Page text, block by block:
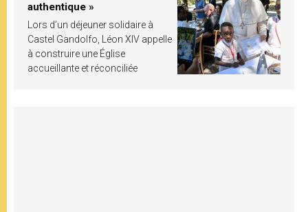
authentique »
Lors d’un déjeuner solidaire à
Castel Gandolfo, Léon XIV appelle
à construire une Église
accueillante et réconciliée